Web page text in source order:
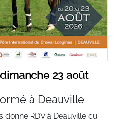
23 août
à Deauville
donne RDV à Deauville du